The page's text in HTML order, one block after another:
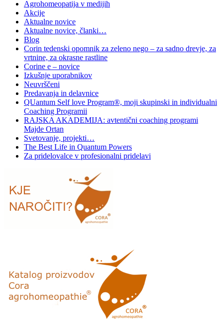
Agrohomeopatija v medijih
Akcije
Aktualne novice
Aktualne novice, članki…
Blog
Corin tedenski opomnik za zeleno nego – za sadno drevje, za
vrtnine, za okrasne rastline
Corine e – novice
Izkušnje uporabnikov
Neuvrščeni
Predavanja in delavnice
QUantum Self love Program®, moji skupinski in individualni
Coaching Programii
RAJSKA AKADEMIJA: avtentični coaching programi
Majde Ortan
Svetovanje, projekti…
The Best Life in Quantum Powers
Za pridelovalce v profesionalni pridelavi